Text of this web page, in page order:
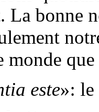
La bonne
monde
este»: le